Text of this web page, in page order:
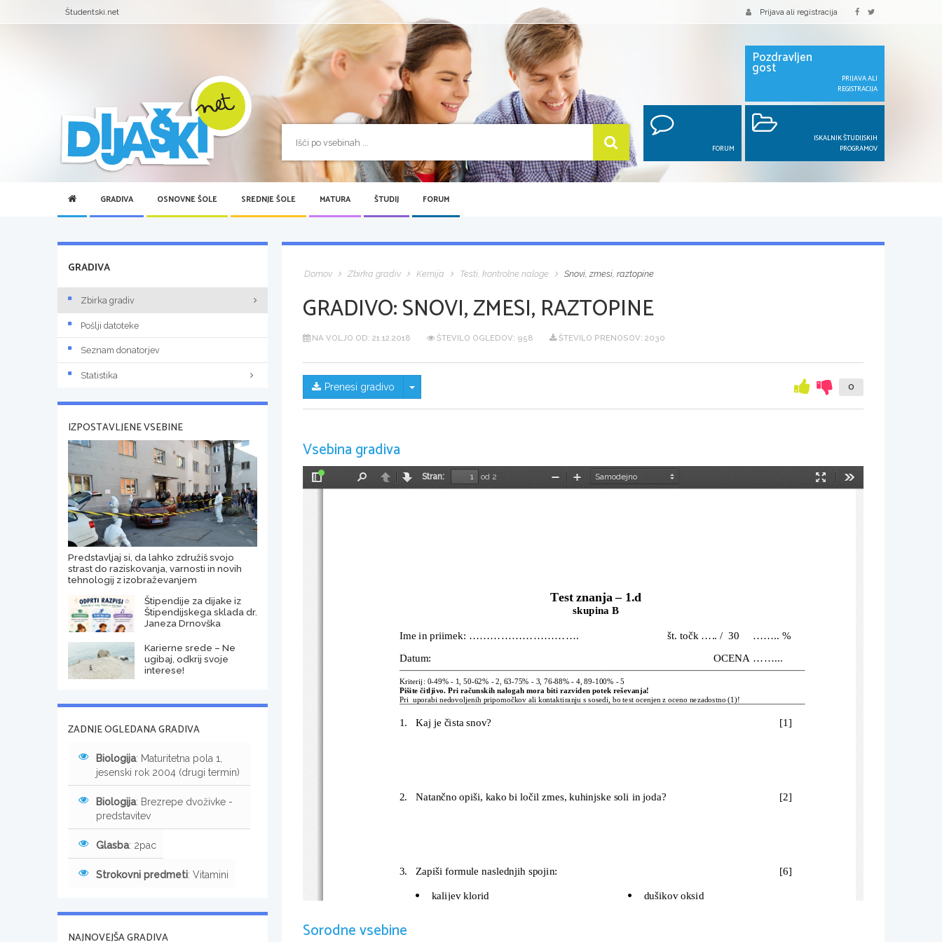
Študentski.net Prijava ali registracija
Pozdravljen
gost
PRIJAVA ALI
REGISTRACIJA
FORUM
ISKALNIK ŠTUDIJSKIH
PROGRAMOV
GRADIVA OSNOVNE ŠOLE SREDNJE ŠOLE MATURA ŠTUDIJ FORUM
Domov Zbirka gradiv Kemija Testi, kontrolne naloge Snovi, zmesi, raztopine
GRADIVO:SNOVI, ZMESI, RAZTOPINE
NA VOLJO OD: 21.12.2018 ŠTEVILO OGLEDOV: 958 ŠTEVILO PRENOSOV: 2030
Prenesi gradivo Skrij/prikaži meni 0
Vsebina gradiva
Preklopi
NazajNaprej
Stran:
od 2
Način
PomanjšajPovečaj
Test znanja – 1.d
skupina B
Ime in priimek: ...............................                                 št. točk ..... /  30     ........ %
Datum:                                                                                                         OCENA .........
Kriterij: 0-49% - 1, 50-62% - 2, 63-75% - 3, 76-88% - 4, 89-100% - 5
Pišite čitljivo. Pri računskih nalogah mora biti razviden potek reševanja!
Pri  uporabi nedovoljenih pripomočkov ali kontaktiranju s sosedi, bo test ocenjen z oceno nezadostno (1)!
1. Kaj je čista snov? [1]
2. Natančno opiši, kako bi ločil zmes, kuhinjske soli in joda? [2]
3. Zapiši formule naslednjih spojin: [6]
 kalijev klorid  dušikov oksid
Sorodne vsebine
GRADIVA
Zbirka gradiv
Pošlji datoteke
Seznam donatorjev
Statistika
IZPOSTAVLJENE VSEBINE
Predstavljaj si, da lahko združiš svojo
strast do raziskovanja, varnosti in novih
tehnologij z izobraževanjem
Štipendije za dijake iz
Štipendijskega sklada dr.
Janeza Drnovška
Karierne srede – Ne
ugibaj, odkrij svoje
interese!
ZADNJE OGLEDANA GRADIVA
Biologija: Maturitetna pola 1,
jesenski rok 2004 (drugi termin)
Biologija: Brezrepe dvoživke -
predstavitev
Glasba: 2pac
Strokovni predmeti: Vitamini
NAJNOVEJŠA GRADIVA